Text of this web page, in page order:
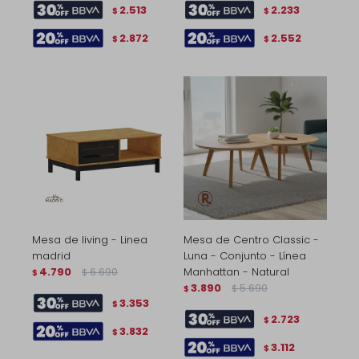
$ 2.513
$ 2.872
$ 2.233
$ 2.552
Mesa de living - Linea
madrid
$ 4.790 $ 6.690
$ 3.353
$ 3.832
Mesa de Centro Classic -
Luna - Conjunto - Línea
Manhattan - Natural
$ 3.890 $ 5.690
$ 2.723
$ 3.112